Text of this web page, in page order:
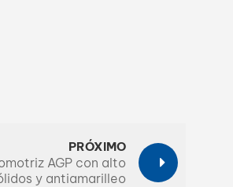
PRÓXIMO
AGP con alto
y antiamarilleo